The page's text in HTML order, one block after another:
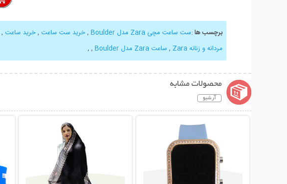
برچسب ها:ست ساعت مچی Zara مدل Boulder ,خرید ست ساعت ,خرید ساعت ,
مردانه و زنانه Zara
, ساعت Zara مدل Boulder ,
,
محصولات مشابه
آرشیو